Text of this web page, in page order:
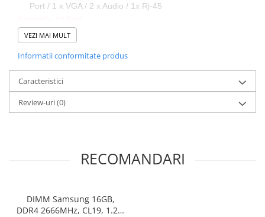
Port / 1 x VGA / 2 x Audio / 1x Rj-45
VEZI MAI MULT
Informatii conformitate produs
Caracteristici
Review-uri(0)
RECOMANDARI
DIMM Samsung 16GB,
DDR4 2666MHz, CL19, 1.2V,